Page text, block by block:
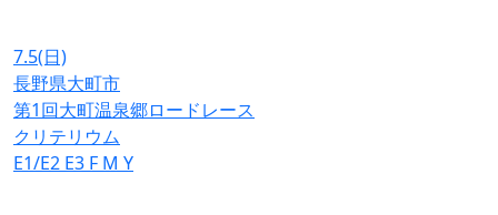
7.5(日)
長野県大町市
第1回大町温泉郷ロードレース
クリテリウム
E1/E2 E3 F M Y